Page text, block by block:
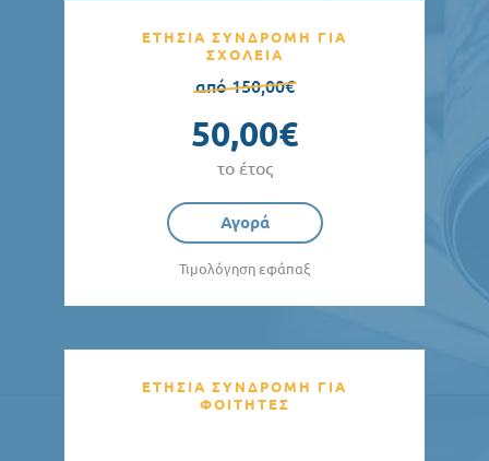
ΕΤΗΣΙΑ ΣΥΝΔΡΟΜΗ ΓΙΑ
ΣΧΟΛΕΙΑ
από 150,00€
50,00€
το έτος
Αγορά
Τιμολόγηση εφάπαξ
ΕΤΗΣΙΑ ΣΥΝΔΡΟΜΗ ΓΙΑ
ΦΟΙΤΗΤΕΣ